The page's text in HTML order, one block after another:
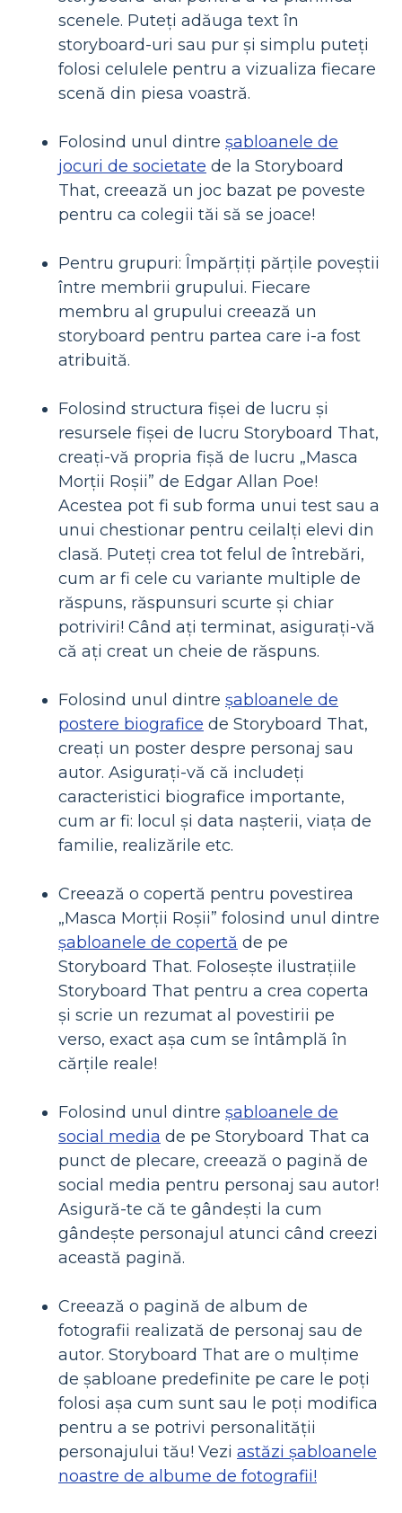
scenele. Puteți adăuga text în
storyboard-uri sau pur și simplu puteți
folosi celulele pentru a vizualiza fiecare
scenă din piesa voastră.
Folosind unul dintre șabloanele de
jocuri de societate de la Storyboard
That, creează un joc bazat pe poveste
pentru ca colegii tăi să se joace!
Pentru grupuri: Împărțiți părțile poveștii
între membrii grupului. Fiecare
membru al grupului creează un
storyboard pentru partea care i-a fost
atribuită.
Folosind structura fișei de lucru și
resursele fișei de lucru Storyboard That,
creați-vă propria fișă de lucru „Masca
Morții Roșii” de Edgar Allan Poe!
Acestea pot fi sub forma unui test sau a
unui chestionar pentru ceilalți elevi din
clasă. Puteți crea tot felul de întrebări,
cum ar fi cele cu variante multiple de
răspuns, răspunsuri scurte și chiar
potriviri! Când ați terminat, asigurați-vă
că ați creat un cheie de răspuns.
Folosind unul dintre șabloanele de
postere biografice de Storyboard That,
creați un poster despre personaj sau
autor. Asigurați-vă că includeți
caracteristici biografice importante,
cum ar fi: locul și data nașterii, viața de
familie, realizările etc.
Creează o copertă pentru povestirea
„Masca Morții Roșii” folosind unul dintre
șabloanele de copertă de pe
Storyboard That. Folosește ilustrațiile
Storyboard That pentru a crea coperta
și scrie un rezumat al povestirii pe
verso, exact așa cum se întâmplă în
cărțile reale!
Folosind unul dintre șabloanele de
social media de pe Storyboard That ca
punct de plecare, creează o pagină de
social media pentru personaj sau autor!
Asigură-te că te gândești la cum
gândește personajul atunci când creezi
această pagină.
Creează o pagină de album de
fotografii realizată de personaj sau de
autor. Storyboard That are o mulțime
de șabloane predefinite pe care le poți
folosi așa cum sunt sau le poți modifica
pentru a se potrivi personalității
personajului tău! Vezi astăzi șabloanele
noastre de albume de fotografii!